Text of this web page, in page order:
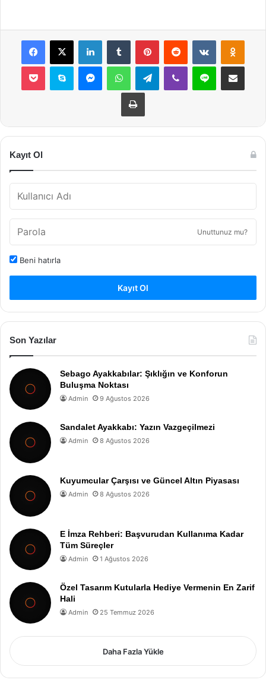
Facebook
X LinkedInTumblr PinterestReddit VKontakte
Pocket Skype MessengerWhatsAppTelegramViber Line E-Posta ile
Yazdır
Kayıt Ol
Unuttunuz mu?
Beni hatırla
Kayıt Ol
Son Yazılar
Sebago Ayakkabılar: Şıklığın ve Konforun
Buluşma Noktası
Admin 9 Ağustos 2026
Sandalet Ayakkabı: Yazın Vazgeçilmezi
Admin 8 Ağustos 2026
Kuyumcular Çarşısı ve Güncel Altın Piyasası
Admin 8 Ağustos 2026
E İmza Rehberi: Başvurudan Kullanıma Kadar
Tüm Süreçler
Admin 1 Ağustos 2026
Özel Tasarım Kutularla Hediye Vermenin En Zarif
Hali
Admin 25 Temmuz 2026
Daha Fazla Yükle